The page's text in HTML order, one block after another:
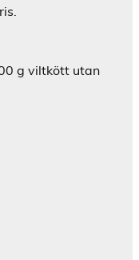
g viltkött utan